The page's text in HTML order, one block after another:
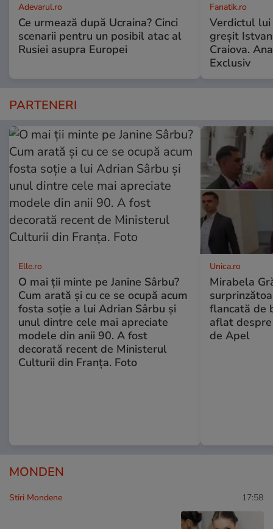
Adevarul.ro
Ce urmează după Ucraina? Cinci
scenarii pentru un posibil atac al
Rusiei asupra Europei
Fanatik.ro
Verdictul lui
greșit
Craiova.
Exclusiv
PARTENERI
Elle.ro
O mai ții minte pe Janine Sârbu?
Cum arată și cu ce se ocupă acum
fosta soție a lui Adrian Sârbu și
unul dintre cele mai apreciate
modele din anii 90. A fost
decorată recent de Ministerul
Culturii din Franța. Foto
Unica.ro
Mirabela
flancată de
aflat
de Apel
MONDEN
Stiri Mondene 17:58